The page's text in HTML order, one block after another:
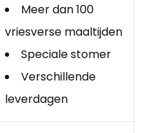
Meer dan 100
vriesverse maaltijden
Speciale stomer
Verschillende
leverdagen